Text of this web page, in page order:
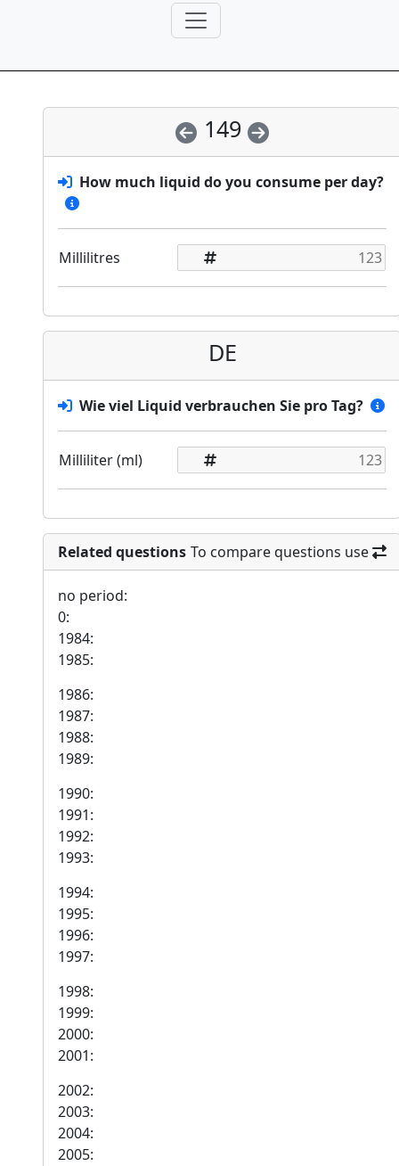
149
How much liquid do you consume per day?
Millilitres
DE
Wie viel Liquid verbrauchen Sie pro Tag?
Milliliter (ml)
Related questions To compare questions use
no period:
0:
1984:
1985:
1986:
1987:
1988:
1989:
1990:
1991:
1992:
1993:
1994:
1995:
1996:
1997:
1998:
1999:
2000:
2001:
2002:
2003:
2004:
2005: